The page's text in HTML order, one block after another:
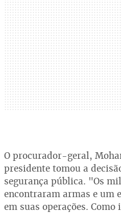
O procurador-geral,
presidente tomou a
segurança pública. "Os
encontraram armas e um
em suas operações.